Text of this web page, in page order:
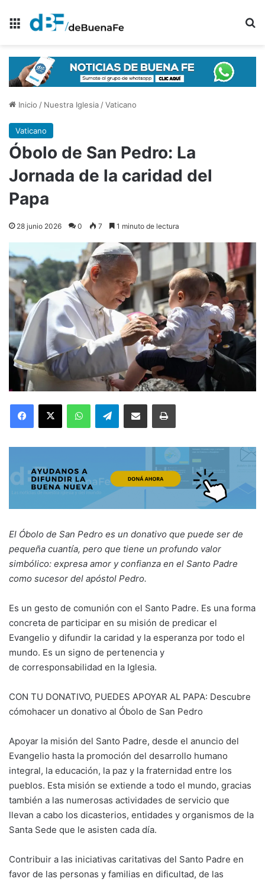
Menú
Inicio / Nuestra Iglesia/Vaticano
Vaticano
Óbolo de San Pedro: La
Jornada de la caridad del
Papa
28 junio 2026 0 7 1 minuto de lectura
Facebook
X WhatsAppTelegramCompartir por correo electrónicoImprimir
El Óbolo de San Pedro es un donativo que puede ser de
pequeña cuantía, pero que tiene un profundo valor
simbólico: expresa amor y confianza en el Santo Padre
como sucesor del apóstol Pedro.
Es un gesto de comunión con el Santo Padre. Es una forma
concreta de participar en su misión de predicar el
Evangelio y difundir la caridad y la esperanza por todo el
mundo. Es un signo de pertenencia y
de corresponsabilidad en la Iglesia.
CON TU DONATIVO, PUEDES APOYAR AL PAPA: Descubre
cómohacer un donativo al Óbolo de San Pedro
Apoyar la misión del Santo Padre, desde el anuncio del
Evangelio hasta la promoción del desarrollo humano
integral, la educación, la paz y la fraternidad entre los
pueblos. Esta misión se extiende a todo el mundo, gracias
también a las numerosas actividades de servicio que
llevan a cabo los dicasterios, entidades y organismos de la
Santa Sede que le asisten cada día.
Contribuir a las iniciativas caritativas del Santo Padre en
favor de las personas y familias en dificultad, de las